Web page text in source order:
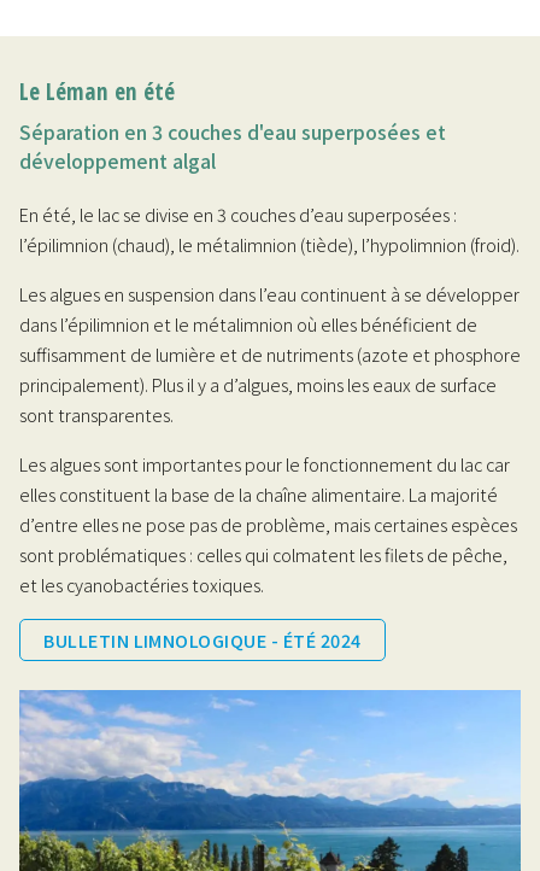
Le Léman en été
Séparation en 3 couches d'eau superposées et
développement algal
En été, le lac se divise en 3 couches d’eau superposées :
l’épilimnion (chaud), le métalimnion (tiède), l’hypolimnion (froid).
Les algues en suspension dans l’eau continuent à se développer
dans l’épilimnion et le métalimnion où elles bénéficient de
suffisamment de lumière et de nutriments (azote et phosphore
principalement). Plus il y a d’algues, moins les eaux de surface
sont transparentes.
Les algues sont importantes pour le fonctionnement du lac car
elles constituent la base de la chaîne alimentaire. La majorité
d’entre elles ne pose pas de problème, mais certaines espèces
sont problématiques : celles qui colmatent les filets de pêche,
et les cyanobactéries toxiques.
BULLETIN LIMNOLOGIQUE - ÉTÉ 2024